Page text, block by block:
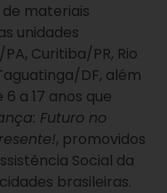
de materiais
unidades
Curitiba/PR, Rio
DF, além
a 17 anos que
Futuro no
, promovidos
Social da
brasileiras.